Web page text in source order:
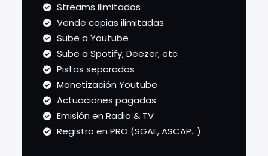
Streams ilimitados
Vende copias ilimitadas
Sube a Youtube
Sube a Spotify, Deezer, etc
Pistas separadas
Monetización Youtube
Actuaciones pagadas
Emisión en Radio & TV
Registro en PRO (SGAE, ASCAP...)